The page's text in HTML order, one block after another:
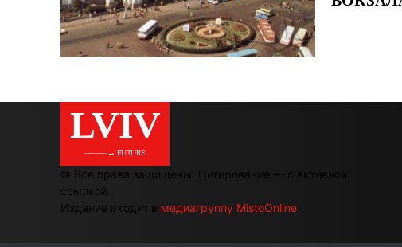
LVIV
———→ FUTURE
© Все права защищены. Цитирование — с активной
ссылкой.
Издание входит в медиагруппу MistoOnline